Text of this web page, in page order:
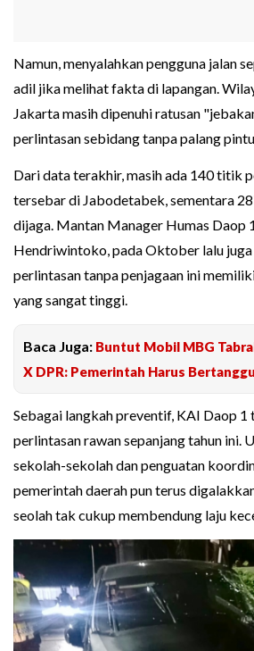
Namun, menyalahkan pengguna jalan
adil jika melihat fakta di lapangan.
Jakarta masih dipenuhi ratusan
perlintasan sebidang tanpa palang
Dari data terakhir, masih ada 140 titik
tersebar di Jabodetabek, sementara
dijaga. Mantan Manager Humas Daop
Hendriwintoko, pada Oktober lalu
perlintasan tanpa penjagaan ini
yang sangat tinggi.
Baca Juga: Buntut Mobil MBG
X DPR: Pemerintah Harus
Sebagai langkah preventif, KAI Daop
perlintasan rawan sepanjang tahun ini.
sekolah-sekolah dan penguatan
pemerintah daerah pun terus
seolah tak cukup membendung laju